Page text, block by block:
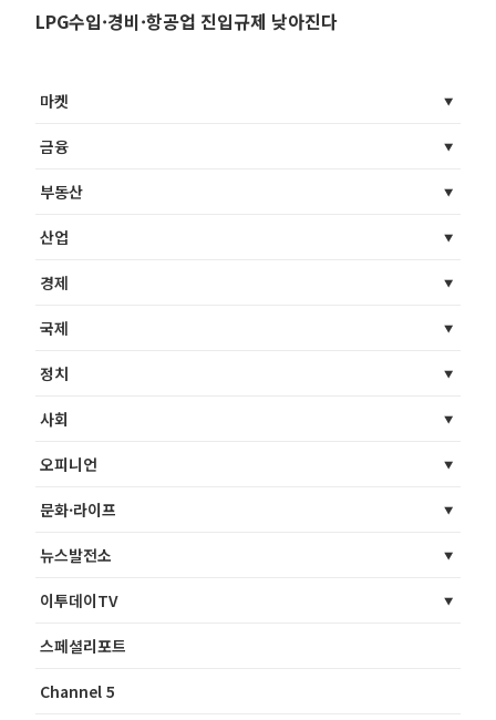
LPG수입·경비·항공업 진입규제 낮아진다
마켓
금융
부동산
산업
경제
국제
정치
사회
오피니언
문화·라이프
뉴스발전소
이투데이TV
스페셜리포트
Channel 5